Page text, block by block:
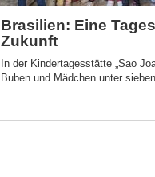
Brasilien: Eine
Zukunft
In der Kindertagesstätte „Sao
Buben und Mädchen unter